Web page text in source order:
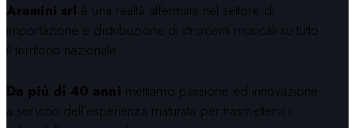
Aramini srl è una realtà affermata nel settore di
importazione e distribuzione di strumenti musicali su tutto
il territorio nazionale.
Da più di 40 anni mettiamo passione ed innovazione
a servizio dell’esperienza maturata per trasmettervi i